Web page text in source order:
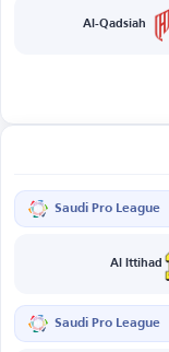
Al-Qadsiah
Saudi Pro League
Al Ittihad
Saudi Pro League